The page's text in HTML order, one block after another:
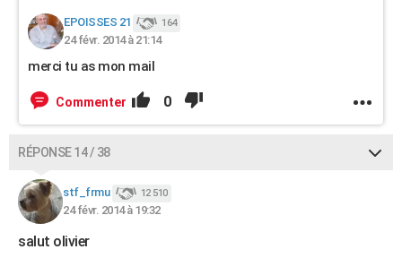
EPOISSES 21 164
24 févr. 2014 à 21:14
merci tu as mon mail
Commenter 0
RÉPONSE 14 / 38
stf_frmu 12 510
24 févr. 2014 à 19:32
salut olivier